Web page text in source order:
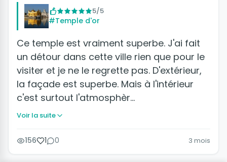
5/5
#Temple d'or
Ce temple est vraiment superbe. J'ai fait
un détour dans cette ville rien que pour le
visiter et je ne le regrette pas. D'extérieur,
la façade est superbe. Mais à l'intérieur
c'est surtout l'atmosphèr…
Voir la suite
156 1 0 3 mois